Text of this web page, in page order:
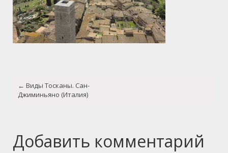
navigation
← Виды Тосканы. Сан-
Джиминьяно (Италия)
Добавить комментарий